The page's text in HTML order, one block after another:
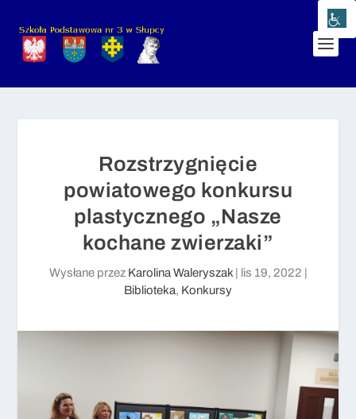
Rozstrzygnięcie
powiatowego konkursu
plastycznego „Nasze
kochane zwierzaki”
Wysłane przez Karolina Waleryszak| lis 19, 2022
Biblioteka, Konkursy